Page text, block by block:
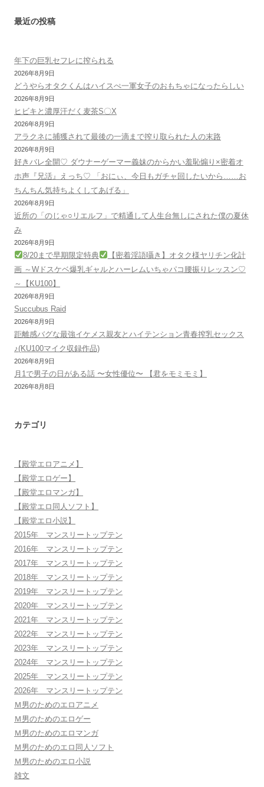
シ
最近の投稿
年下の巨乳セフレに搾られる
2026年8月9日
どうやらオタクくんはハイスぺ一軍女子のおもちゃになったらしい
2026年8月9日
ヒビキと濃厚汗だく麦茶S〇X
2026年8月9日
アラクネに捕獲されて最後の一滴まで搾り取られた人の末路
2026年8月9日
好きバレ全開♡ ダウナーゲーマー義妹のからかい羞恥煽り×密着オ
ホ声『兄活』えっち♡ 「おにぃ、今日もガチャ回したいから……お
ちんちん気持ちよくしてあげる」
2026年8月9日
近所の「のじゃ○リエルフ」で精通して人生台無しにされた僕の夏休
み
2026年8月9日
8/20まで早期限定特典
【密着淫語囁き】オタク様ヤリチン化計
画 ～Wドスケベ爆乳ギャルとハーレムいちゃパコ腰振りレッスン♡
～【KU100】
2026年8月9日
Succubus Raid
2026年8月9日
距離感バグな最強イケメス親友とハイテンション青春搾乳セックス
♪(KU100マイク収録作品)
2026年8月9日
月1で男子の日がある話 〜女性優位〜 【君をモミモミ】
2026年8月8日
カテゴリ
【殿堂エロアニメ】
【殿堂エロゲー】
【殿堂エロマンガ】
【殿堂エロ同人ソフト】
【殿堂エロ小説】
2015年 マンスリートップテン
2016年 マンスリートップテン
2017年 マンスリートップテン
2018年 マンスリートップテン
2019年 マンスリートップテン
2020年 マンスリートップテン
2021年 マンスリートップテン
2022年 マンスリートップテン
2023年 マンスリートップテン
2024年 マンスリートップテン
2025年 マンスリートップテン
2026年 マンスリートップテン
Ｍ男のためのエロアニメ
Ｍ男のためのエロゲー
Ｍ男のためのエロマンガ
Ｍ男のためのエロ同人ソフト
Ｍ男のためのエロ小説
雑文